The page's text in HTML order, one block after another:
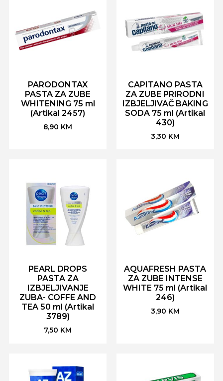
PARODONTAX
PASTA ZA ZUBE
WHITENING 75 ml
(Artikal 2457)
8,90 KM
CAPITANO PASTA
ZA ZUBE PRIRODNI
IZBJELJIVAČ BAKING
SODA 75 ml (Artikal
430)
3,30 KM
PEARL DROPS
PASTA ZA
IZBJELJIVANJE
ZUBA- COFFE AND
TEA 50 ml (Artikal
3789)
7,50 KM
AQUAFRESH PASTA
ZA ZUBE INTENSE
WHITE 75 ml (Artikal
246)
3,90 KM